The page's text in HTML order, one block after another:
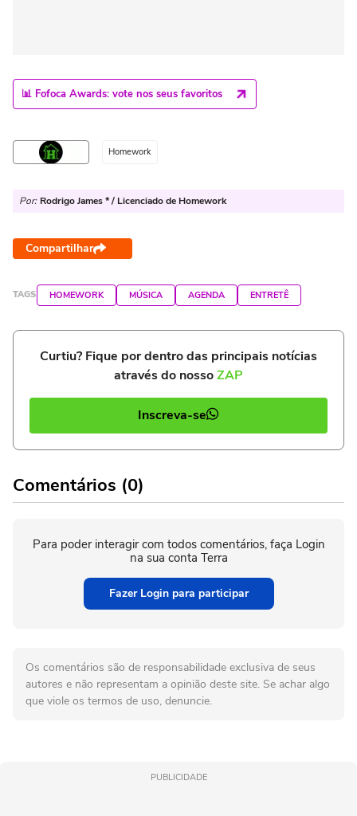
📊 Fofoca Awards: vote nos seus favoritos
Homework
Por: Rodrigo James * / Licenciado de Homework
Compartilhar
TAGS HOMEWORK MÚSICA AGENDA ENTRETÊ
Curtiu? Fique por dentro das principais notícias
através do nossoZAP
Inscreva-se
Comentários (0)
Para poder interagir com todos comentários, faça Login
na sua conta Terra
Fazer Login para participar
Os comentários são de responsabilidade exclusiva de seus
autores e não representam a opinião deste site. Se achar algo
que viole os termos de uso, denuncie.
PUBLICIDADE